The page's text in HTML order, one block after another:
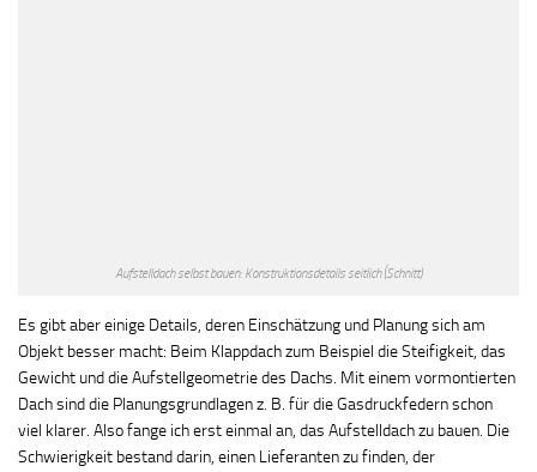
Aufstelldach selbst bauen: Konstruktionsdetails seitlich (Schnitt)
Es gibt aber einige Details, deren Einschätzung und Planung sich am
Objekt besser macht: Beim Klappdach zum Beispiel die Steifigkeit, das
Gewicht und die Aufstellgeometrie des Dachs. Mit einem vormontierten
Dach sind die Planungsgrundlagen z. B. für die Gasdruckfedern schon
viel klarer. Also fange ich erst einmal an, das Aufstelldach zu bauen. Die
Schwierigkeit bestand darin, einen Lieferanten zu finden, der